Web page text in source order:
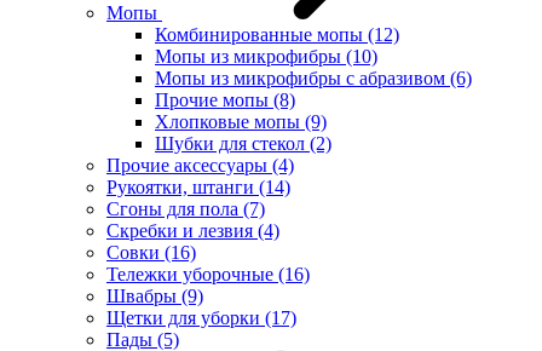
Мопы
Комбинированные мопы (12)
Мопы из микрофибры (10)
Мопы из микрофибры с абразивом (6)
Прочие мопы (8)
Хлопковые мопы (9)
Шубки для стекол (2)
Прочие аксессуары (4)
Рукоятки, штанги (14)
Сгоны для пола (7)
Скребки и лезвия (4)
Совки (16)
Тележки уборочные (16)
Швабры (9)
Щетки для уборки (17)
Пады (5)